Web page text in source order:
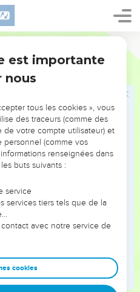
dans leurs bras, ils
sur leurs épaules.
princesses comme
Ils s’inclineront
léchant la poussière de tes
je suis le Seigneur, et que
de guerre le butin dont il
à la brute celui qui est son
Seigneur : « Je vais
brute le butin dont il s’est
même prendre à partie tes
manger leur propre chair, à
s’enivre de vin nouveau.
ton sauveur, c’est moi, le
en mains, moi, le Dieu fort
est importante
nous
tous les cookies », vous
des traceurs (comme des
votre compte utilisateur) et
personnel (comme vos
renseignées dans
buts suivants :
service
services tiers tels que de la
avec notre service de
cookies